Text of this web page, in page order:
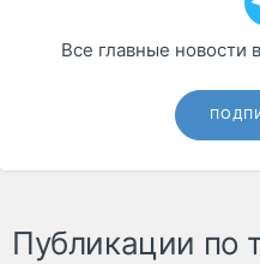
Все главные новости
Публикации по